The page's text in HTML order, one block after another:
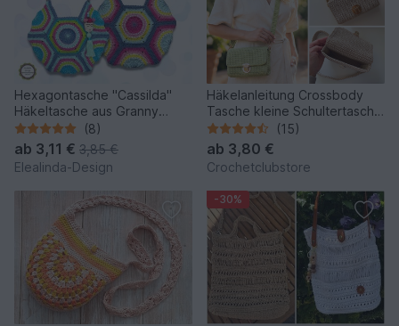
Hexagontasche "Cassilda"
Häkeltasche aus Granny
Squares, Schultertasche PDF
(8)
ab 3,11 € 3,85 €
Elealinda-Design
Häkelanleitung Crossbody
Tasche kleine Schultertasche
häkeln Mini Bag PDF
(15)
ab 3,80 €
Crochetclubstore
-30%